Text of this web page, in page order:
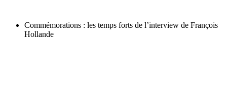
Commémorations : les temps forts de l’interview de François
Hollande